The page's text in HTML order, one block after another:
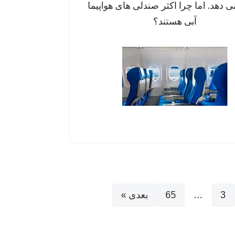
دهد. اما چرا اکثر صندلی های هواپیما
آبی هستند؟
3
…
65 بعدی »